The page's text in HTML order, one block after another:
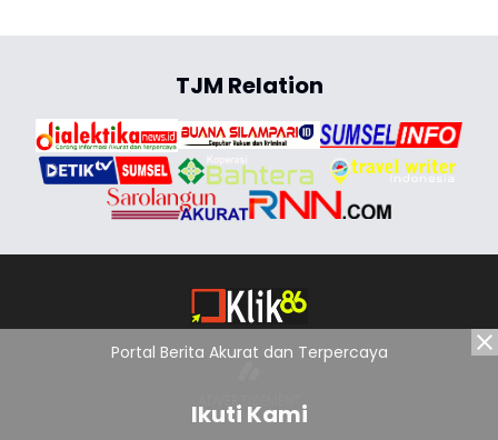
TJM Relation
Portal Berita Akurat dan Terpercaya
Ikuti Kami